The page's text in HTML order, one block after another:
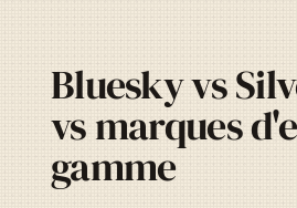
Bluesky vs
vs marques
gamme